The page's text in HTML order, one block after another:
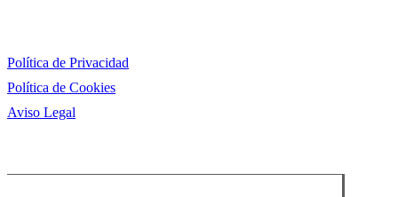
Política de Privacidad
Política de Cookies
Aviso Legal